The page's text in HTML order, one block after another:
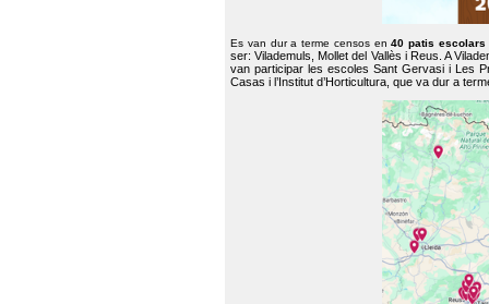
Es van dur a terme censos en40 patis escolars
ser: Vilademuls, Mollet del Vallès i Reus. A
van participar les escoles Sant Gervasi i Les
Casas i l’Institut d’Horticultura, que va dur a